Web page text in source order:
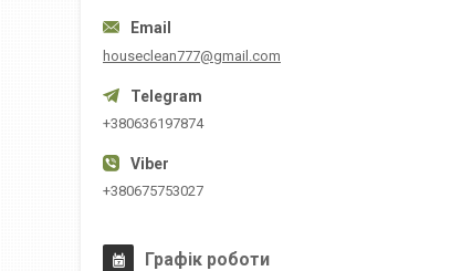
houseclean777@gmail.com
+380636197874
+380675753027
Графік роботи